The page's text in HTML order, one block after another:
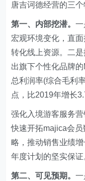
唐吉诃德经营的三个
第一、内部挖潜。一
宏观环境变化，直
转化线上资源。二
出旗下个性化品牌
总利润率(综合毛利
点，比2019年增长
强化入境游客服务
快速开拓majica会
略，推动销售业绩
年度计划的坚实保证
第二、可见预期。一